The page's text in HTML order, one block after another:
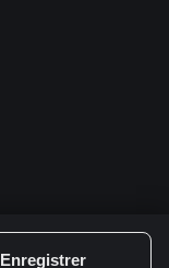
Enregistrer
2.228.1